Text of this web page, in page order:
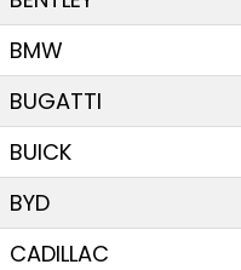
BMW
BUGATTI
BUICK
BYD
CADILLAC